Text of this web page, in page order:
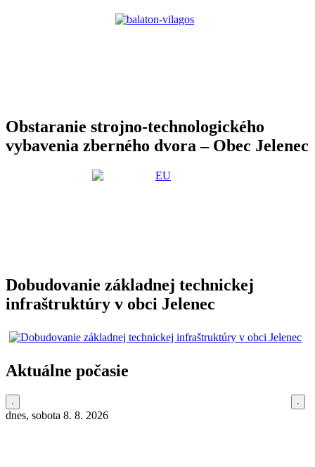
Obstaranie strojno-technologického
vybavenia zberného dvora – Obec Jelenec
Dobudovanie základnej technickej
infraštruktúry v obci Jelenec
Aktuálne počasie
dnes, sobota 8. 8. 2026